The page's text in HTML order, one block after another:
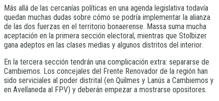
Más allá de las cercanías políticas en una agenda legislativa todavía
quedan muchas dudas sobre cómo se podría implementar la alianza
de las dos fuerzas en el territorio bonaerense. Massa suma mucha
aceptación en la primera sección electoral, mientras que Stolbizer
gana adeptos en las clases medias y algunos distritos del interior.
En la tercera sección tendrán una complicación extra: separarse de
Cambiemos. Los concejales del Frente Renovador de la región han
sido serviciales al poder distrital (en Quilmes y Lanús a Cambiemos y
en Avellaneda al FPV) y deberán empezar a mostrarse opositores.